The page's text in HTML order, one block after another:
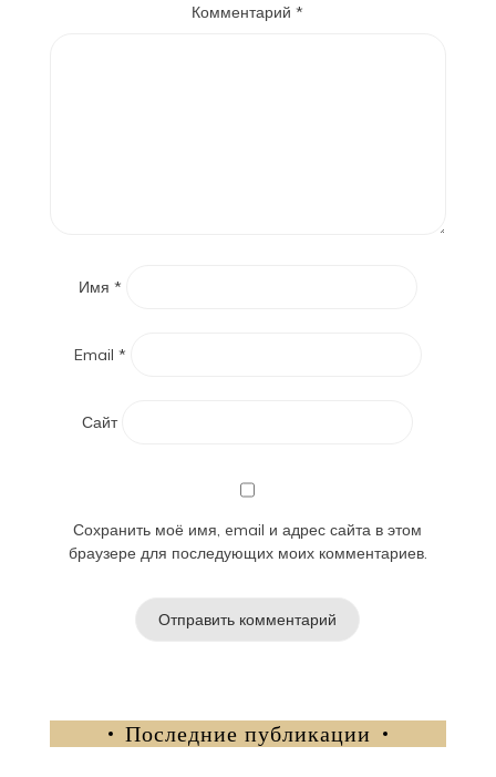
Комментарий*
Имя *
Email *
Сайт
Сохранить моё имя, email и адрес сайта в этом
браузере для последующих моих комментариев.
Последние публикации